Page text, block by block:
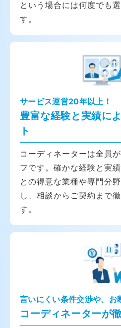
という場合には何度でも
す。
サービス運営20年以上！
豊富な経験と実績に
ト
コーディネーターは全員
フです。確かな経験と実
との得意な業種や専門分
し、相談からご契約まで
す。
言いにくい条件交渉や、お
コーディネーターが